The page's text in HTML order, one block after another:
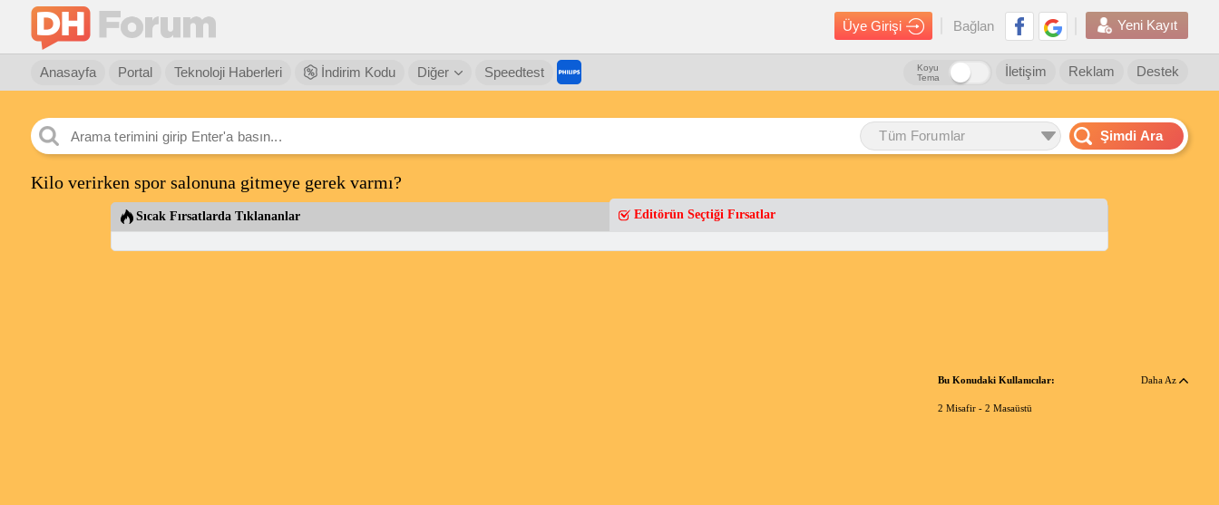
Üye Girişi Bağlan Yeni Kayıt
Anasayfa Portal Teknoloji Haberleri İndirim Kodu Diğer Speedtest Destek
Reklam
İletişim
Koyu
Tema
Tüm Forumlar Şimdi Ara
Kilo verirken spor salonuna gitmeye gerek varmı?
Sıcak Fırsatlarda Tıklananlar Editörün Seçtiği Fırsatlar
Bu Konudaki Kullanıcılar: Daha Az
2 Misafir - 2 Masaüstü